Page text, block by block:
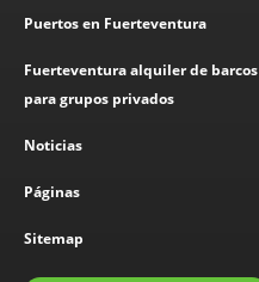
Puertos en Fuerteventura
Fuerteventura alquiler de barcos
para grupos privados
Noticias
Páginas
Sitemap